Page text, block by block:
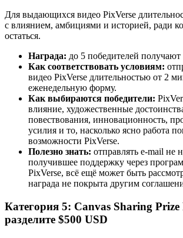
Для выдающихся видео PixVerse
с влиянием, амбициями и историей, ради
остаться.
Награда: до 5 победителей получают
Как соответствовать условиям:
видео PixVerse длительностью от 2
еженедельную форму.
Как выбираются победители:
влияние, художественные
повествования, инновационность,
усилия и то, насколько ясно работа
возможности PixVerse.
Полезно знать: отправлять e-mail не
получившее поддержку через
PixVerse, всё ещё может быть
награда не покрыта другим
Категория 5: Canvas Sharing
разделите $500 USD